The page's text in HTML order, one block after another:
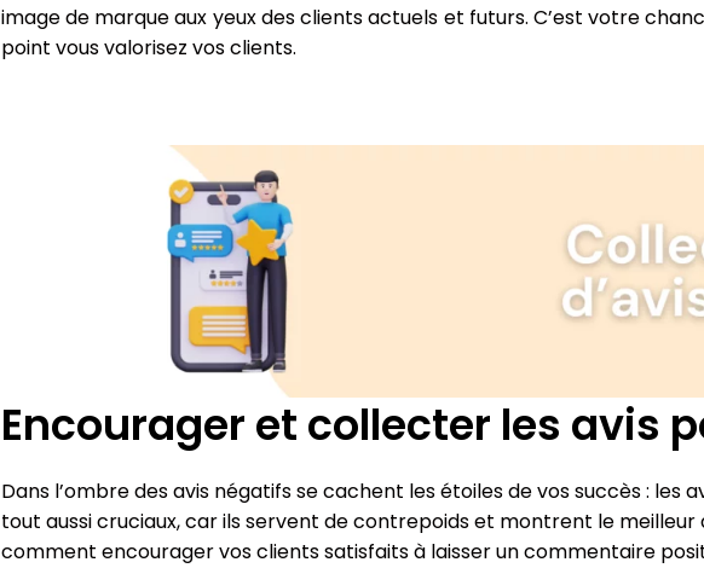
image de marque aux yeux des clients actuels et futurs. C’est votre
point vous valorisez vos clients.
Encourager et collecter les avis
Dans l’ombre des avis négatifs se cachent les étoiles de vos succès : les
tout aussi cruciaux, car ils servent de contrepoids et montrent le
comment encourager vos clients satisfaits à laisser un commentaire